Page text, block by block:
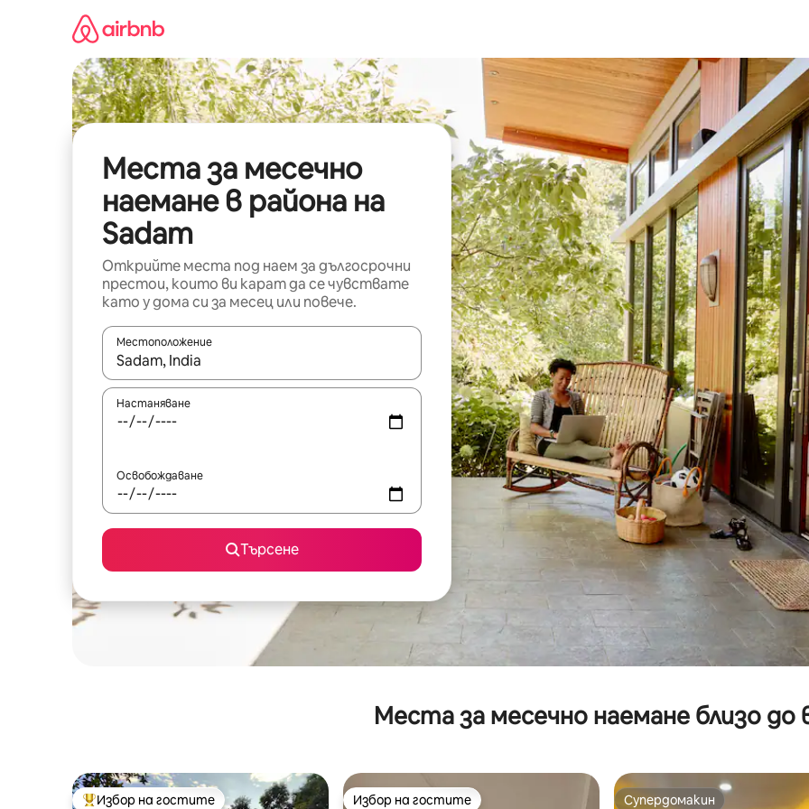
съдържанието
Места за месечно
наемане в района на
Sadam
Открийте места под наем за дългосрочни
престои, които ви карат да се чувствате
като у дома си за месец или повече.
Местоположение
Когато резултатите се покажат, използвайте клавишите със стрелки нагоре и надолу или навигирайте с
Настаняване
Освобождаване
Търсене
Места за месечно наемане близо до
Избор на гостите Избор на гостите Супердомакин